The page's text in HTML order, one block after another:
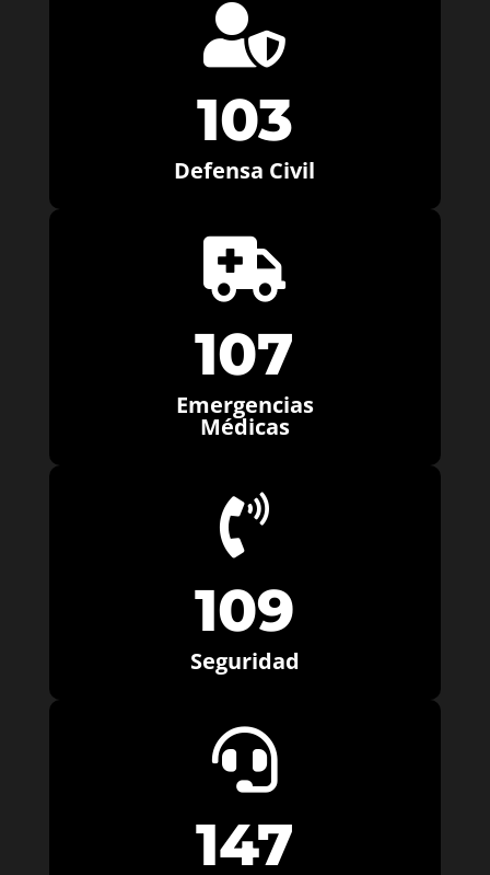

103
Defensa Civil

107
Emergencias
Médicas

109
Seguridad

147